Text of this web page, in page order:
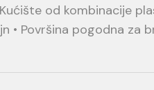
od kombinacije
• Površina pogodna